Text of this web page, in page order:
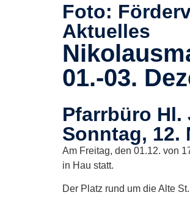
Foto:
Aktuelles
01.-03.
Pfarrbüro Hl.
Sonntag, 12.
Am Freitag, den 01.12. von
in Hau statt.
Der Platz rund um die Alte